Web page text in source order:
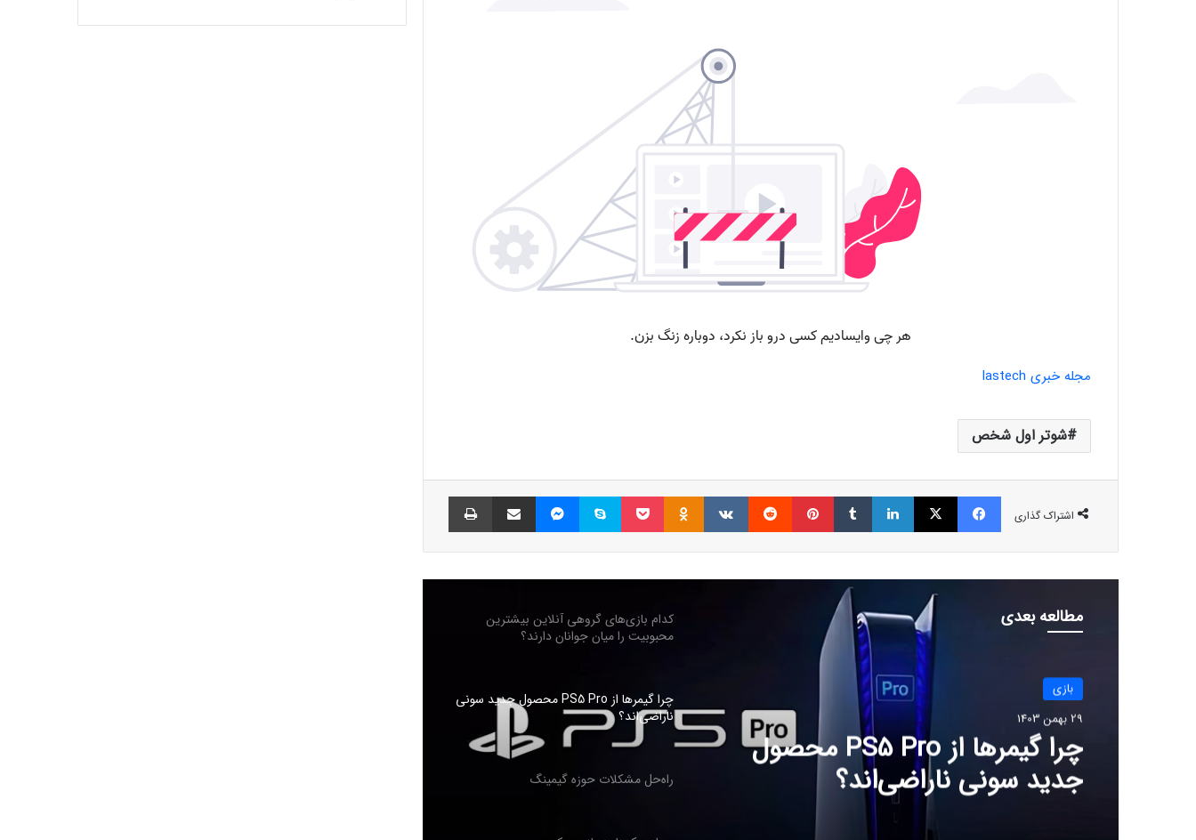
مجله خبری lastech
شوتر اول شخص
اشتراک گذاری
فیسبوک ایکس لینکداین تامبلر پینتریست Reddit
VKontakte
Odnoklassniki پاکت اسکایپ مسنجر اشتراک گذاری با ایمیل
مطالعه بعدی
بازی
29 بهمن 1403
چرا گیمرها از PS5 Pro محصول
جدید سونی ناراضی‌اند؟
بین کنسول‌ها دارد!
اینفوگرافیک: در سال ۲۰۲۵ منتظر این
بازی‌های ویدئویی جذاب باشید
گسترده‌ای شد
منفی ندارد
کدام بازی‌های گروهی آنلاین بیشترین
محبوبیت را میان جوانان دارند؟
چرا گیمرها از PS5 Pro محصول جدید سونی
ناراضی‌اند؟
راه‌حل مشکلات حوزه گیمینگ